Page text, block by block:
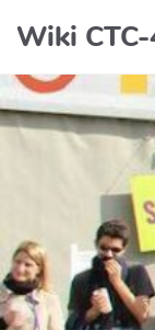
Aller au
Wiki